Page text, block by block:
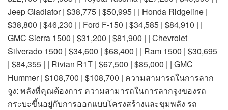
Jeep Gladiator | $38,775 | $50,995 | | Honda Ridgeline |
$38,800 | $46,230 | | Ford F-150 | $34,585 | $84,910 | |
GMC Sierra 1500 | $31,200 | $81,900 | | Chevrolet
Silverado 1500 | $34,600 | $68,400 | | Ram 1500 | $30,695
| $84,355 | | Rivian R1T | $67,500 | $85,000 | | GMC
Hummer | $108,700 | $108,700 | ความสามารถในการลาก
จูง: พลังที่คุณต้องการ ความสามารถในการลากจูงของรถ
กระบะขึ้นอยู่กับการออกแบบโครงสร้างและขุมพลัง รถ